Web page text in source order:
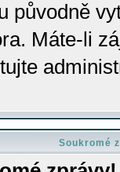
původně
Máte-li
Soukromé